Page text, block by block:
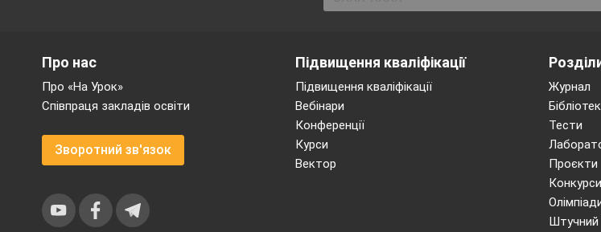
Підвищення кваліфікації
Підвищення кваліфікації
Вебінари
Конференції
Курси
Вектор
Журнал
Тести
Проєкти
Конкурси
Штучний
Про нас
Про «На Урок»
Співпраця закладів освіти
Зворотний зв'язок